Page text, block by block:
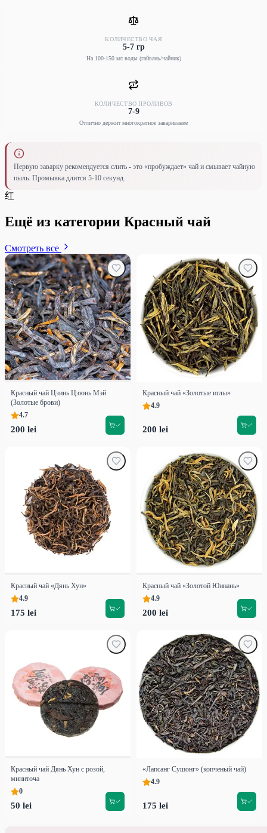
КОЛИЧЕСТВО ЧАЯ
5-7 гр
На 100-150 мл воды (гайвань/чайник)
КОЛИЧЕСТВО ПРОЛИВОВ
7-9
Отлично держит многократное заваривание
Первую заварку рекомендуется слить - это «пробуждает» чай и смывает чайную
пыль. Промывка длится 5-10 секунд.
红
Ещё из категории Красный чай
Смотреть все
Красный чай Цзинь Цзюнь Мэй
(Золотые брови)
4.7
200 lei
Красный чай «Золотые иглы»
4.9
200 lei
Красный чай «Дянь Хун»
4.9
175 lei
Красный чай «Золотой Юннань»
4.9
200 lei
Красный чай Дянь Хун с розой,
миниточа
0
50 lei
«Лапсанг Сушонг» (копченый чай)
4.9
175 lei